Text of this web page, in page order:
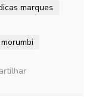
marques